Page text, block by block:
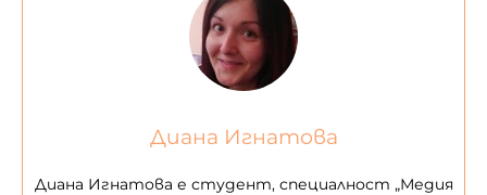
Диана Игнатова
Диана Игнатова е студент, специалност „Медия